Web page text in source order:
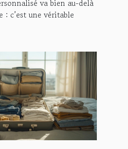
va bien au-delà
: c’est une véritable